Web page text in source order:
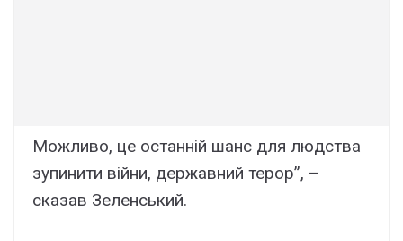
Можливо, це останній шанс для людства
зупинити війни, державний терор”, –
сказав Зеленський.